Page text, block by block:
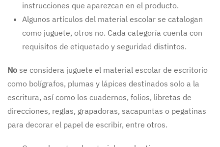
instrucciones que aparezcan en el producto.
Algunos artículos del material escolar se catalogan
como juguete, otros no. Cada categoría cuenta con
requisitos de etiquetado y seguridad distintos.
No se considera juguete el material escolar de escritorio
como bolígrafos, plumas y lápices destinados solo a la
escritura, así como los cuadernos, folios, libretas de
direcciones, reglas, grapadoras, sacapuntas o pegatinas
para decorar el papel de escribir, entre otros.